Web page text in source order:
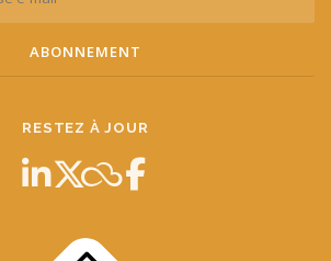
RESTEZ À JOUR